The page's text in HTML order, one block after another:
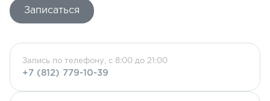
Записаться
Запись по телефону, с 8:00 до 21:00
+7 (812) 779-10-39